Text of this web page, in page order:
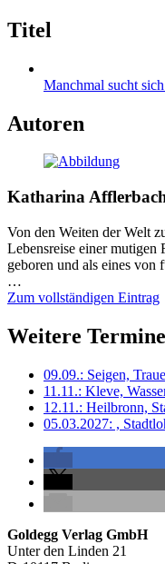
Titel
Manchmal sucht
Autoren
Katharina
Von den Weiten der Welt
Lebensreise einer mutigen
geboren und als eines von
…
Zum vollständigen Eintrag
Weitere Termine
09.09.: Seigen,
11.11.: Kleve,
12.11.: Heilbronn,
05.03.2027: ,
Seitenleiste
Footer-
Goldegg Verlag GmbH
Unter den Linden 21